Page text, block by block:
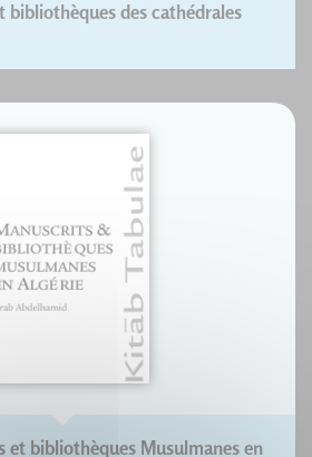
bibliothèques des cathédrales
et bibliothèques Musulmanes en